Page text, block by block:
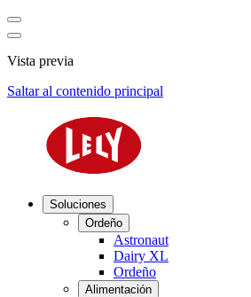
Vista previa
Saltar al contenido principal
Soluciones
Ordeño
Astronaut
Dairy XL
Ordeño
Alimentación